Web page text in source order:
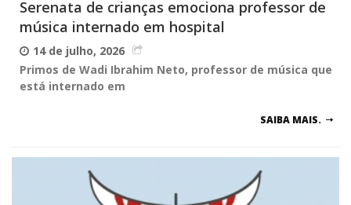
Serenata de crianças emociona professor de
música internado em hospital
14 de julho, 2026
Primos de Wadi Ibrahim Neto, professor de música que
está internado em
SAIBA MAIS.